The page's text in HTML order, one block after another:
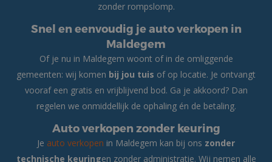
zonder rompslomp.
Snel en eenvoudig je auto verkopen in
Maldegem
Of je nu in Maldegem woont of in de omliggende
gemeenten: wij komen bij jou tuis of op locatie. Je ontvangt
vooraf een gratis en vrijblijvend bod. Ga je akkoord? Dan
regelen we onmiddellijk de ophaling én de betaling.
Auto verkopen zonder keuring
Je auto verkopen in Maldegem kan bij ons zonder
technische keuringen zonder administratie. Wij nemen alle